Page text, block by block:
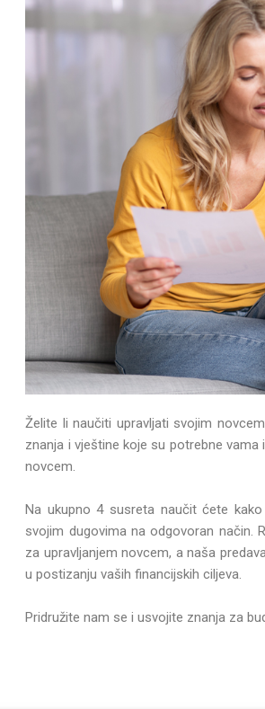
Želite li naučiti upravljati svojim
znanja i vještine koje su potrebne
novcem.
Na ukupno 4 susreta naučit ćete
svojim dugovima na odgovoran način.
za upravljanjem novcem, a naša
u postizanju vaših financijskih ciljeva.
Pridružite nam se i usvojite znanja za